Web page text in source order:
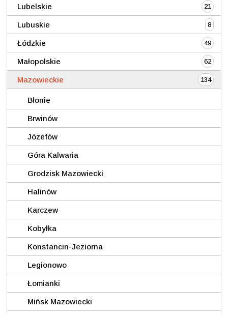
Lubelskie 21
Lubuskie 8
Łódzkie 49
Małopolskie 62
Mazowieckie 134
Błonie
Brwinów
Józefów
Góra Kalwaria
Grodzisk Mazowiecki
Halinów
Karczew
Kobyłka
Konstancin-Jeziorna
Legionowo
Łomianki
Mińsk Mazowiecki